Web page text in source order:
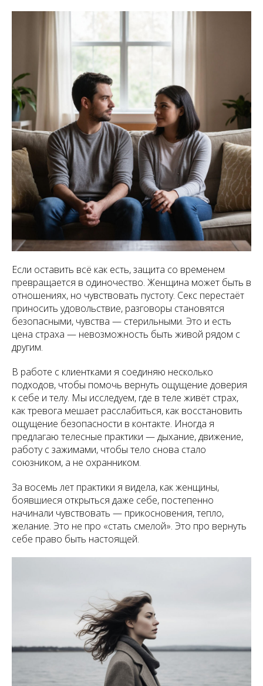
Если оставить всё как есть, защита со временем
превращается в одиночество. Женщина может быть в
отношениях, но чувствовать пустоту. Секс перестаёт
приносить удовольствие, разговоры становятся
безопасными, чувства — стерильными. Это и есть
цена страха — невозможность быть живой рядом с
другим.
В работе с клиентками я соединяю несколько
подходов, чтобы помочь вернуть ощущение доверия
к себе и телу. Мы исследуем, где в теле живёт страх,
как тревога мешает расслабиться, как восстановить
ощущение безопасности в контакте. Иногда я
предлагаю телесные практики — дыхание, движение,
работу с зажимами, чтобы тело снова стало
союзником, а не охранником.
За восемь лет практики я видела, как женщины,
боявшиеся открыться даже себе, постепенно
начинали чувствовать — прикосновения, тепло,
желание. Это не про «стать смелой». Это про вернуть
себе право быть настоящей.